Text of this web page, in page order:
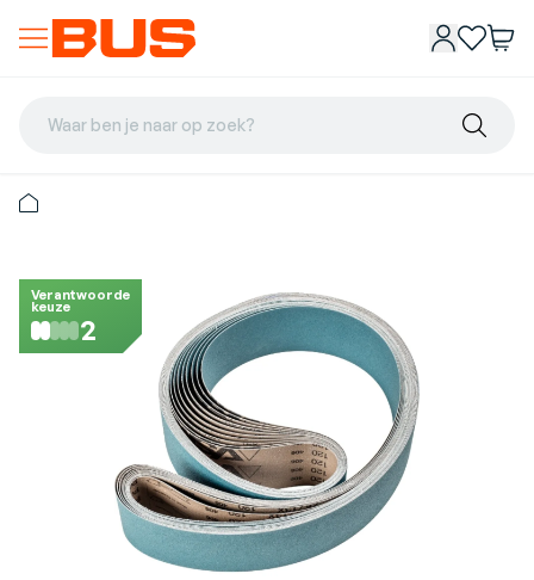
Waar ben je naar op zoek?
Verantwoorde
keuze
2